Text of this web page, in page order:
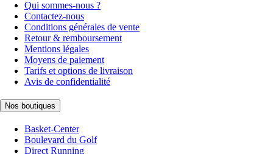
Qui sommes-nous ?
Contactez-nous
Conditions générales de vente
Retour & remboursement
Mentions légales
Moyens de paiement
Tarifs et options de livraison
Avis de confidentialité
Nos boutiques
Basket-Center
Boulevard du Golf
Direct Running